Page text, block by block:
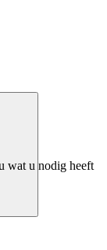
wat u nodig heeft